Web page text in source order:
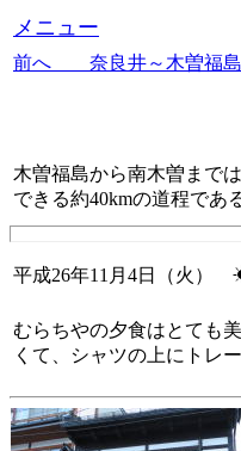
メニュー
前へ 奈良井～木曽福島
木曽福島から南木曽まで
できる約40kmの道程であ
平成26年11月4日（
むらちやの夕食はとても
くて、シャツの上にトレ